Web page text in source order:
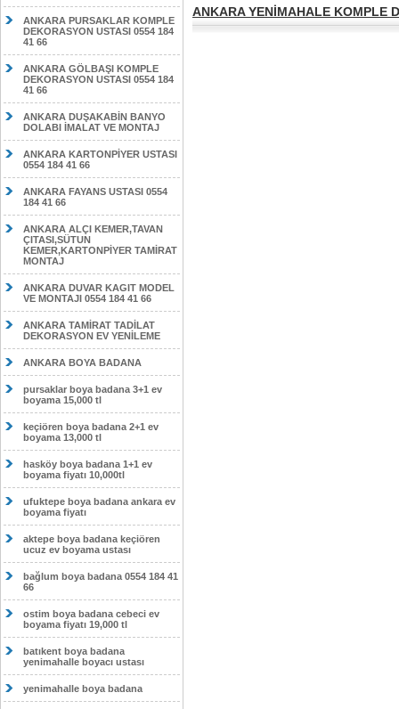
ANKARA PURSAKLAR KOMPLE
DEKORASYON USTASI 0554 184
41 66
ANKARA GÖLBAŞI KOMPLE
DEKORASYON USTASI 0554 184
41 66
ANKARA DUŞAKABİN BANYO
DOLABI İMALAT VE MONTAJ
ANKARA KARTONPİYER USTASI
0554 184 41 66
ANKARA FAYANS USTASI 0554
184 41 66
ANKARA ALÇI KEMER,TAVAN
ÇITASI,SÜTUN
KEMER,KARTONPİYER TAMİRAT
MONTAJ
ANKARA DUVAR KAGIT MODEL
VE MONTAJI 0554 184 41 66
ANKARA TAMİRAT TADİLAT
DEKORASYON EV YENİLEME
ANKARA BOYA BADANA
pursaklar boya badana 3+1 ev
boyama 15,000 tl
keçiören boya badana 2+1 ev
boyama 13,000 tl
hasköy boya badana 1+1 ev
boyama fiyatı 10,000tl
ufuktepe boya badana ankara ev
boyama fiyatı
aktepe boya badana keçiören
ucuz ev boyama ustası
bağlum boya badana 0554 184 41
66
ostim boya badana cebeci ev
boyama fiyatı 19,000 tl
batıkent boya badana
yenimahalle boyacı ustası
yenimahalle boya badana
ANKARA YENİMAHALE KOMPLE